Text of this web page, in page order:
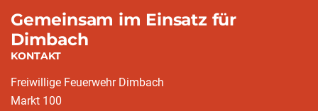
Gemeinsam im Einsatz für
Dimbach
KONTAKT
Freiwillige Feuerwehr Dimbach
Markt 100